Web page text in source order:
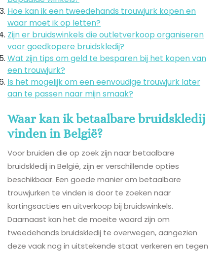
Hoe kan ik een tweedehands trouwjurk kopen en
waar moet ik op letten?
Zijn er bruidswinkels die outletverkoop organiseren
voor goedkopere bruidskledij?
Wat zijn tips om geld te besparen bij het kopen van
een trouwjurk?
Is het mogelijk om een eenvoudige trouwjurk later
aan te passen naar mijn smaak?
Waar kan ik betaalbare bruidskledij
vinden in België?
Voor bruiden die op zoek zijn naar betaalbare
bruidskledij in België, zijn er verschillende opties
beschikbaar. Een goede manier om betaalbare
trouwjurken te vinden is door te zoeken naar
kortingsacties en uitverkoop bij bruidswinkels.
Daarnaast kan het de moeite waard zijn om
tweedehands bruidskledij te overwegen, aangezien
deze vaak nog in uitstekende staat verkeren en tegen